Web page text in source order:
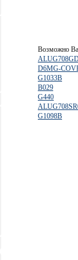
Возможно
D6MG-
G1033B
B029
G440
G1098B